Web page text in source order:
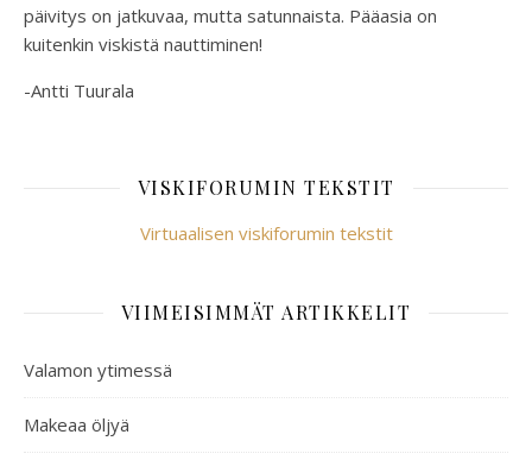
päivitys on jatkuvaa, mutta satunnaista. Pääasia on
kuitenkin viskistä nauttiminen!
-Antti Tuurala
VISKIFORUMIN TEKSTIT
Virtuaalisen viskiforumin tekstit
VIIMEISIMMÄT ARTIKKELIT
Valamon ytimessä
Makeaa öljyä